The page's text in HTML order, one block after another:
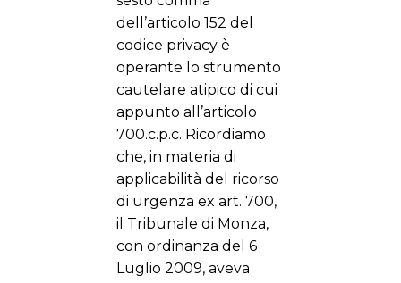
dell’articolo 152 del
codice privacy è
operante lo strumento
cautelare atipico di cui
appunto all’articolo
700.c.p.c. Ricordiamo
che, in materia di
applicabilità del ricorso
di urgenza ex art. 700,
il Tribunale di Monza,
con ordinanza del 6
Luglio 2009, aveva